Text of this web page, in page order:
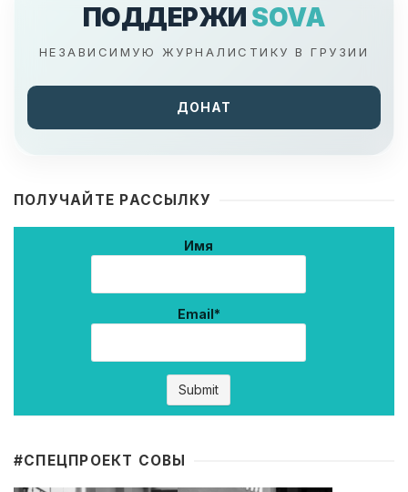
ПОДДЕРЖИ SOVA
НЕЗАВИСИМУЮ ЖУРНАЛИСТИКУ В ГРУЗИИ
ДОНАТ
ПОЛУЧАЙТЕ РАССЫЛКУ
Имя
Email*
#CПЕЦПРОЕКТ СОВЫ